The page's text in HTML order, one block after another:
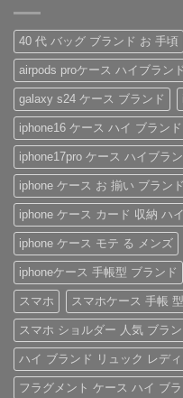
帳
型
iPhone
ケ
ー
ス
の
魅
力
を
徹
底
レ
ビ
ュ
ー！
へ
の
問
わ
ず
愛
さ
れ
る
「ル
イ・
ヴ
ィ
ト
ン
iPhone
ケ
ー
ス」
へ
の
れ
ブ
ラ
ン
ド
風
ベ
ル
ト
付
き
iPhone
ケ
ー
ス
へ
の
見
え
♡
大
人
の
た
め
の
「ハ
イ
ブ
ラ
ン
ド
風
レ
ザ
ー
iPhone
ー
ス」
特
集
へ
の
あ
り
ま
せ
ん
40 代 バッグ ブランド お 手頃
airpods proケース ハイブランド
galaxy s24 ケース ブランド
iphone16 ケース ハイ ブランド
iphone17pro ケース ハイブラ
iphone ケース お 揃い ブランド
iphone ケース カード 収納 ハ
iphone ケース モテ る メンズ
iphoneケース 手帳型 ブランド
スマホ スマホケース 手帳
スマホ ショルダー 人気 ブラン
ハイ ブランド リュック レデ
フラグメント ケース ハイ ブラ